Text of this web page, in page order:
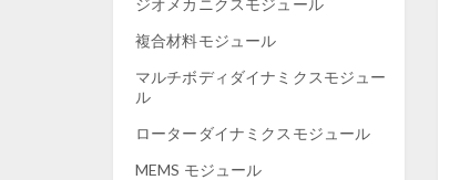
ジオメカニクスモジュール
複合材料モジュール
マルチボディダイナミクスモジュー
ル
ローターダイナミクスモジュール
MEMS モジュール